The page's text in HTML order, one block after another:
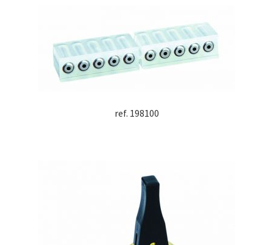
ref. 198100